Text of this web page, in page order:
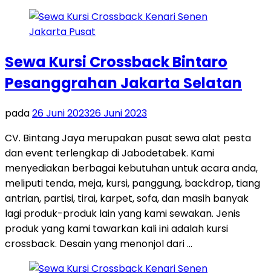
Sewa Kursi Crossback Bintaro
Pesanggrahan Jakarta Selatan
pada26 Juni 202326 Juni 2023
CV. Bintang Jaya merupakan pusat sewa alat pesta
dan event terlengkap di Jabodetabek. Kami
menyediakan berbagai kebutuhan untuk acara anda,
meliputi tenda, meja, kursi, panggung, backdrop, tiang
antrian, partisi, tirai, karpet, sofa, dan masih banyak
lagi produk-produk lain yang kami sewakan. Jenis
produk yang kami tawarkan kali ini adalah kursi
crossback. Desain yang menonjol dari …